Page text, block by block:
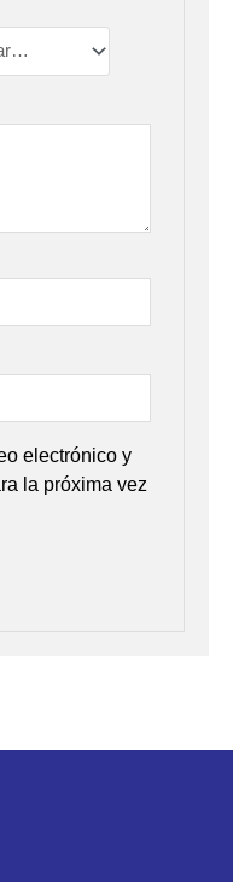
electrónico y
la próxima vez